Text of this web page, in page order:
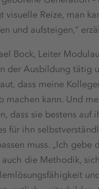
visuelle Reize, man
und aufsteigen,“
Bock, Leiter
der Ausbildung tätig
dass meine
machen kann. Und
dass sie bestens
für ihn
muss. „Ich
die Methodik,